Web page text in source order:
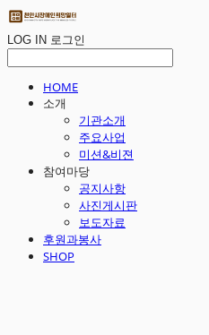
LOG IN 로그인
HOME
소개
기관소개
주요사업
미션&비젼
참여마당
공지사항
사진게시판
보도자료
후원과봉사
SHOP